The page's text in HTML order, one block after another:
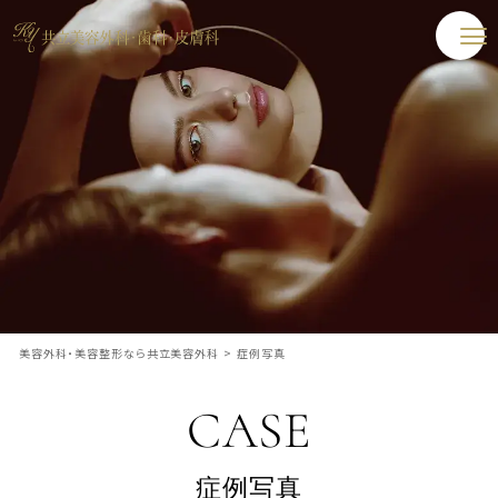
美容外科・美容整形なら共立美容外科 > 症例写真
CASE
症例写真